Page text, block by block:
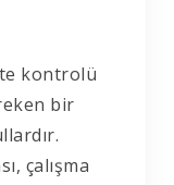
kontrolü
bir
çalışma